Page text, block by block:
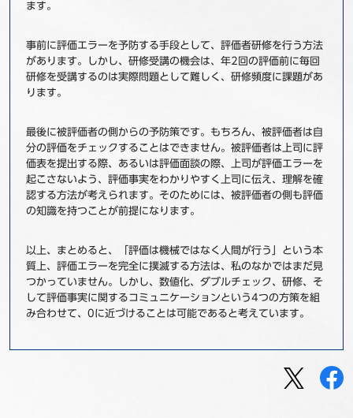
ます。
事前に評価エラーを予防する手段として、評価者研修を行う方法
があります。しかし、研修受講の機会は、年2回の評価前に毎回
研修を受講するのは実際問題として難しく、研修頻度に課題があ
ります。
最後に被評価者の側からの予防策です。もちろん、被評価者は自
分の評価をチェックすることはできません。被評価者は上司に評
価表を提出する際、あるいは評価面談の際、上司が評価エラーを
起こさないよう、評価事実をわかりやすく上司に伝え、理解を確
認する方法が考えられます。そのためには、被評価者の側も評価
の知識を持つことが前提になります。
以上、まとめると、「評価は機械ではなく人間が行う」という本
質上、評価エラーを完全に撲滅する方法は、私のなかではまだ見
つかっていません。しかし、数値化、ダブルチェック、研修、そ
して評価事実に関するコミュニケーションという4つの方策を組
み合わせて、0に近づけることは可能であると考えています。